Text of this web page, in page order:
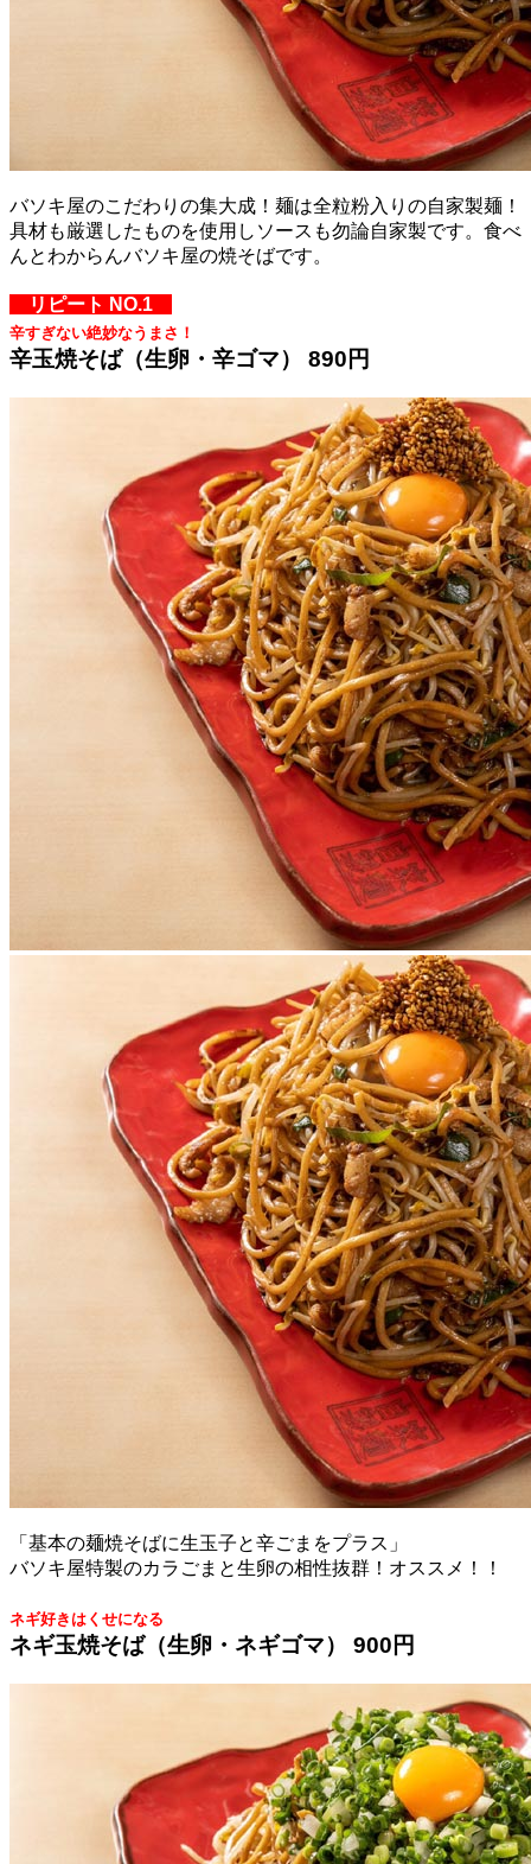
バソキ屋のこだわりの集大成！麺は全粒粉入りの自家製麺！
具材も厳選したものを使用しソースも勿論自家製です。食べ
んとわからんバソキ屋の焼そばです。
リピート NO.1
辛すぎない絶妙なうまさ！
辛玉焼そば（生卵・辛ゴマ） 890円
「基本の麺焼そばに生玉子と辛ごまをプラス」
バソキ屋特製のカラごまと生卵の相性抜群！オススメ！！
ネギ好きはくせになる
ネギ玉焼そば（生卵・ネギゴマ） 900円